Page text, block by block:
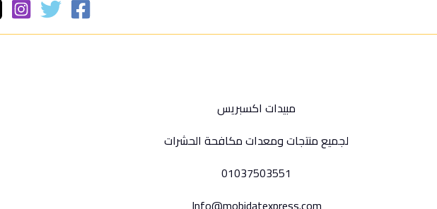
مبيدات اكسبريس
لجميع منتجات ومعدات مكافحة الحشرات
01037503551